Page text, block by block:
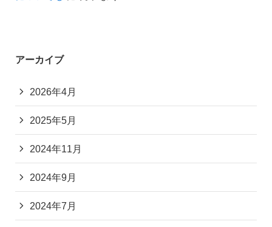
アーカイブ
2026年4月
2025年5月
2024年11月
2024年9月
2024年7月